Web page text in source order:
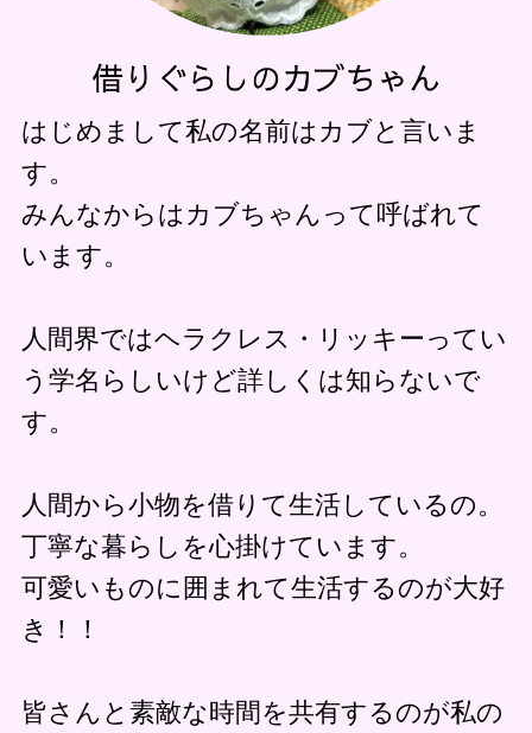
はじめまして私の名前はカブと言いま
す。
みんなからはカブちゃんって呼ばれて
います。
人間界ではヘラクレス・リッキーってい
う学名らしいけど詳しくは知らないで
す。
人間から小物を借りて生活しているの。
丁寧な暮らしを心掛けています。
可愛いものに囲まれて生活するのが大好
き！！
皆さんと素敵な時間を共有するのが私の